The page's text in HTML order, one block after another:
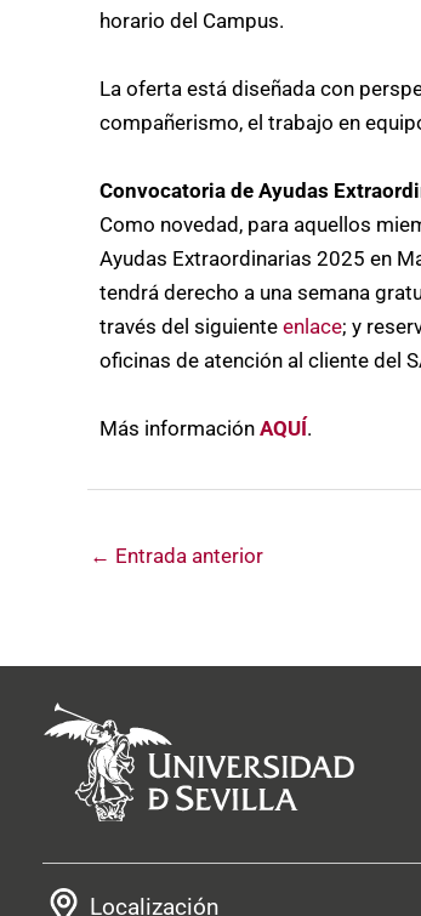
horario del Campus.
La oferta está diseñada con
compañerismo, el trabajo en
Convocatoria de Ayudas
Como novedad, para aquellos
Ayudas Extraordinarias 2025 en
tendrá derecho a una semana
través del siguiente enlace; y
oficinas de atención al cliente del
Más información AQUÍ.
← Entrada anterior
Localización